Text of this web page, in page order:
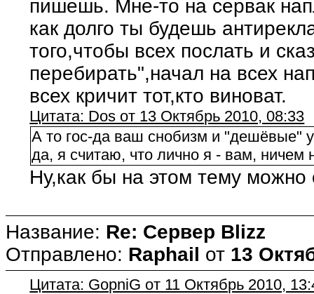
пишешь. Мне-то на сервак
как долго ты будешь
того,чтобы всех послать и
перебирать",начал на всех
всех кричит тот,кто виноват.
Цитата: Dos от 13 Октябрь 2010, 08:33
А то гос-да ваш снобизм и "дешёвые"
да, я считаю, что лично я - вам, ничем
Ну,как бы на этом тему можно
Название: Re: Сервер Blizz
Отправлено: Raphail от 13
Цитата: GopniG от 11 Октябрь 2010,